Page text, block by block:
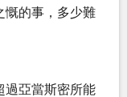
慨的事，多少難
過亞當斯密所能